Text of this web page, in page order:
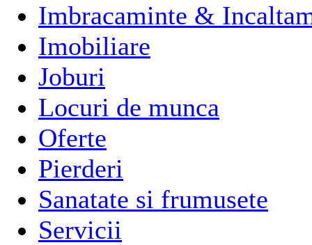
Imbracaminte &
Imobiliare
Joburi
Locuri de munca
Oferte
Pierderi
Sanatate si frumusete
Servicii